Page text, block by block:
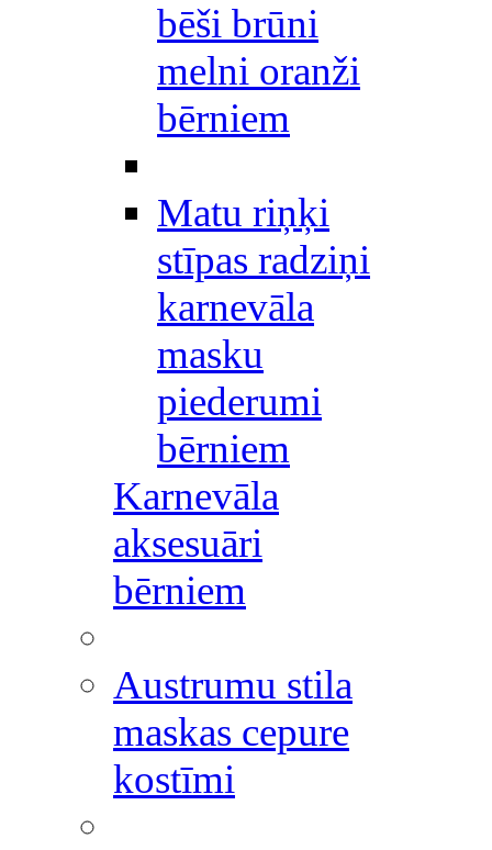
bēši brūni
melni oranži
bērniem
Matu riņķi
stīpas radziņi
karnevāla
masku
piederumi
bērniem
Karnevāla
aksesuāri
bērniem
Austrumu stila
maskas cepure
kostīmi